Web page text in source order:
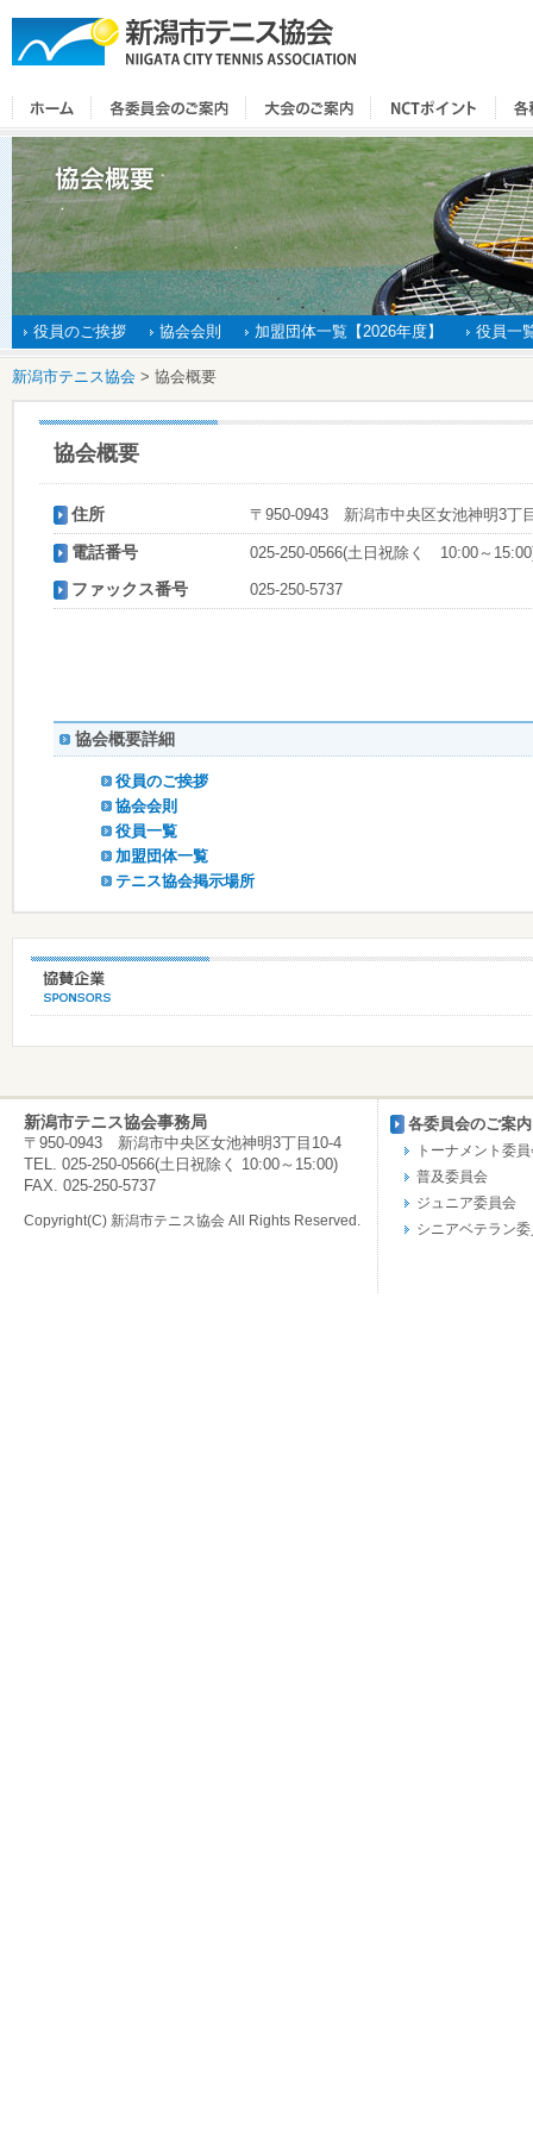
役員のご挨拶 協会会則 加盟団体一覧【2026年度】 役員一
新潟市テニス協会 > 協会概要
協会概要
住所 〒950-0943 新潟市中央区女池神明3丁
電話番号 025-250-0566(土日祝除く 10:00～
ファックス番号 025-250-5737
協会概要詳細
役員のご挨拶
協会会則
役員一覧
加盟団体一覧
テニス協会掲示場所
新潟市テニス協会事務局
〒950-0943 新潟市中央区女池神明3丁目10-4
TEL. 025-250-0566(土日祝除く 10:00～15:00)
FAX. 025-250-5737
Copyright(C) 新潟市テニス協会 All Rights Reserved.
各委員会のご案内
トーナメント委
普及委員会
ジュニア委員会
シニアベテラン